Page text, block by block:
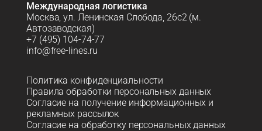
Международная логистика
Москва, ул. Ленинская Слобода, 26с2 (м.
Автозаводская)
+7 (495) 104-74-77
info@free-lines.ru
Политика конфиденциальности
Правила обработки персональных данных
Согласие на получение информационных и
рекламных рассылок
Согласие на обработку персональных данных